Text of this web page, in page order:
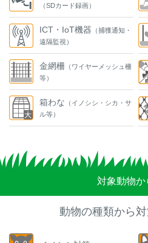
（SDカード録画）
ICT・IoT機器 （捕獲通知・
遠隔監視）
金網柵 （ワイヤーメッシュ柵
等）
箱わな （イノシシ・シカ・サ
ル等）
対象動物か
動物の種類から